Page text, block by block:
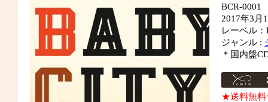
BCR-0001
2017年3月
レーベル：
ジャンル :
＊国内盤
★送料無